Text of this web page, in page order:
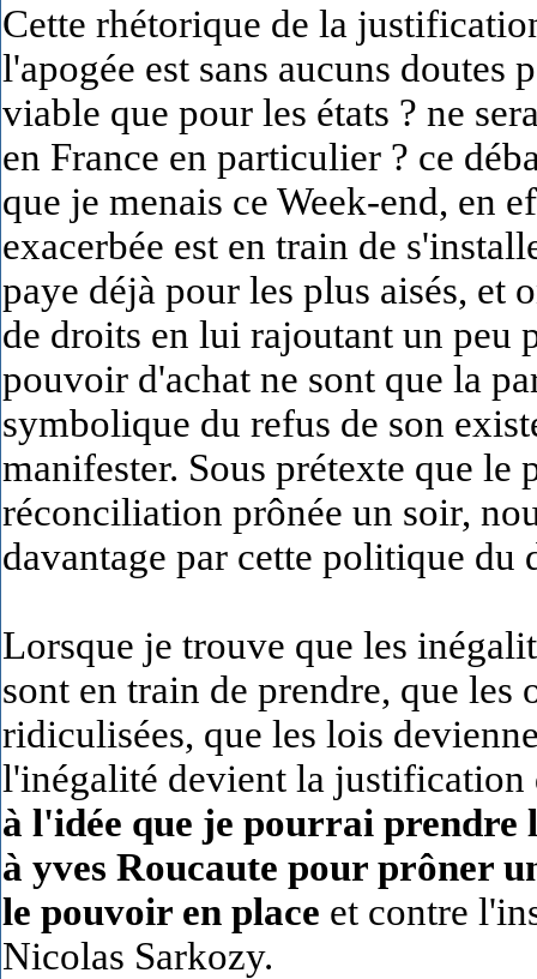
Cette rhétorique de la
l'apogée est sans aucuns doutes
viable que pour les états ? ne
en France en particulier ? ce
que je menais ce Week-end, en
exacerbée est en train de
paye déjà pour les plus aisés, et
de droits en lui rajoutant un peu
pouvoir d'achat ne sont que la
symbolique du refus de son
manifester. Sous prétexte que
réconciliation prônée un soir,
davantage par cette politique du
Lorsque je trouve que les
sont en train de prendre, que les
ridiculisées, que les lois
l'inégalité devient la
à l'idée que je pourrai prendre
à yves Roucaute pour prôner
le pouvoir en place et contre
Nicolas Sarkozy.